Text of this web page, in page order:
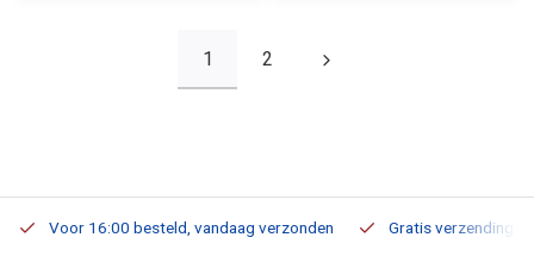
1 2
Voor 16:00 besteld, vandaag verzonden Gratis verzending